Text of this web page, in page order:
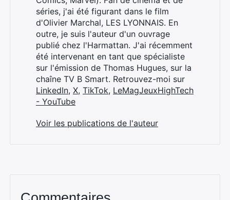
séries, j'ai été figurant dans le film
d'Olivier Marchal, LES LYONNAIS. En
outre, je suis l'auteur d'un ouvrage
publié chez l'Harmattan. J'ai récemment
été intervenant en tant que spécialiste
sur l'émission de Thomas Hugues, sur la
chaîne TV B Smart. Retrouvez-moi sur
LinkedIn, X, TikTok, LeMagJeuxHighTech
- YouTube
Voir les publications de l'auteur